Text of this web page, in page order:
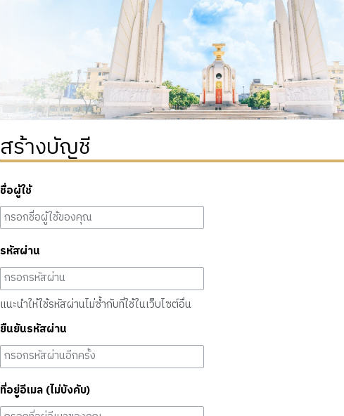
สร้างบัญชี
ชื่อผู้ใช้
รหัสผ่าน
แนะนำให้ใช้รหัสผ่านไม่ซ้ำกับที่ใช้ในเว็บไซต์อื่น
ยืนยันรหัสผ่าน
ที่อยู่อีเมล (ไม่บังคับ)